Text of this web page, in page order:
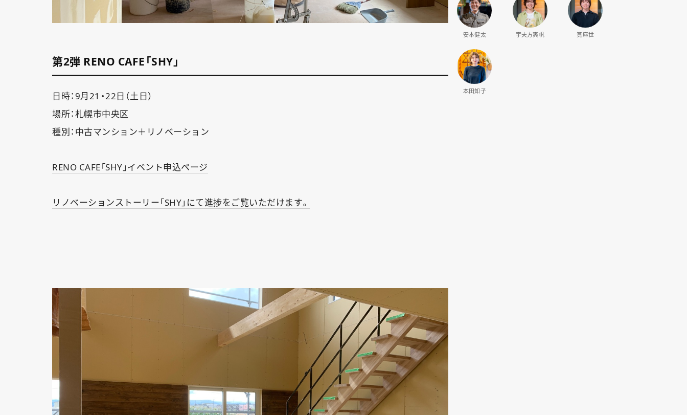
第2弾 RENO CAFE「SHY」
日時：9月21・22日（土日）
場所：札幌市中央区
種別：中古マンション＋リノベーション
RENO CAFE「SHY」イベント申込ページ
リノベーションストーリー「SHY」にて進捗をご覧いただけます。
安本健太 宇夫方爽帆 筧麻世
本田知子